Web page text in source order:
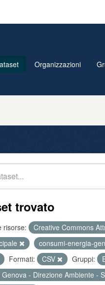
Organizzazioni
trovato
risorse: Creative Commons
consumi-energia-
Formati: CSV Gruppi:
- Direzione Ambiente -